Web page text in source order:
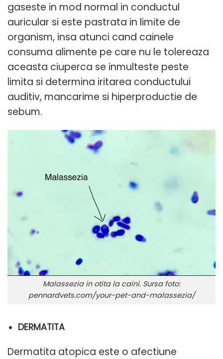
gaseste in mod normal in conductul
auricular si este pastrata in limite de
organism, insa atunci cand cainele
consuma alimente pe care nu le tolereaza
aceasta ciuperca se inmulteste peste
limita si determina iritarea conductului
auditiv, mancarime si hiperproductie de
sebum.
Malassezia in otita la caini. Sursa foto:
pennardvets.com/your-pet-and-malassezia/
DERMATITA
Dermatita atopica este o afectiune